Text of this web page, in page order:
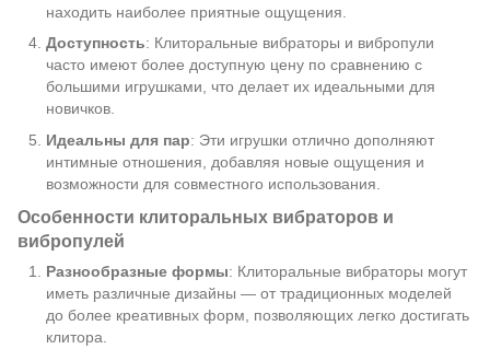
находить наиболее приятные ощущения.
Доступность: Клиторальные вибраторы и вибропули
часто имеют более доступную цену по сравнению с
большими игрушками, что делает их идеальными для
новичков.
Идеальны для пар: Эти игрушки отлично дополняют
интимные отношения, добавляя новые ощущения и
возможности для совместного использования.
Особенности клиторальных вибраторов и
вибропулей
Разнообразные формы: Клиторальные вибраторы могут
иметь различные дизайны — от традиционных моделей
до более креативных форм, позволяющих легко достигать
клитора.